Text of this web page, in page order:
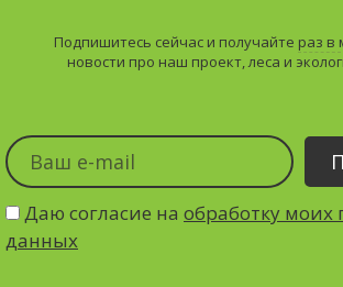
Подпишитесь сейчас и получайте раз в
новости про наш проект, леса и
Даю согласие на обработку моих
данных